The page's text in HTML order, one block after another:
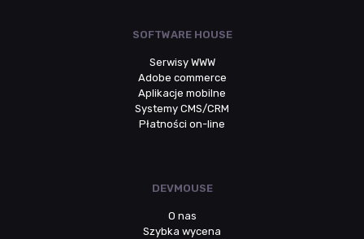
SOFTWARE HOUSE
Serwisy WWW
Adobe commerce
Aplikacje mobilne
Systemy CMS/CRM
Płatności on-line
DEVMOUSE
O nas
Szybka wycena